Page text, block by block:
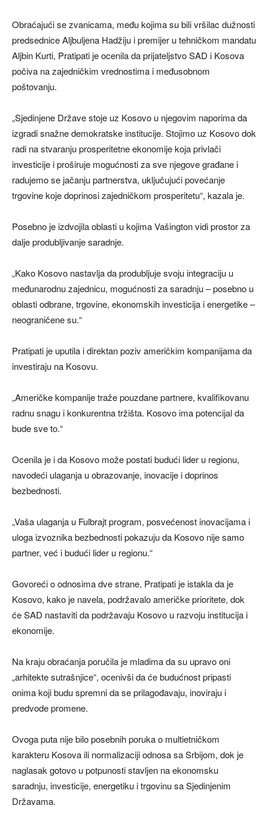
Obraćajući se zvanicama, među kojima su bili vršilac dužnosti
predsednice Aljbuljena Hadžiju i premijer u tehničkom mandatu
Aljbin Kurti, Pratipati je ocenila da prijateljstvo SAD i Kosova
počiva na zajedničkim vrednostima i međusobnom
poštovanju.
„Sjedinjene Države stoje uz Kosovo u njegovim naporima da
izgradi snažne demokratske institucije. Stojimo uz Kosovo dok
radi na stvaranju prosperitetne ekonomije koja privlači
investicije i proširuje mogućnosti za sve njegove građane i
radujemo se jačanju partnerstva, uključujući povećanje
trgovine koje doprinosi zajedničkom prosperitetu“, kazala je.
Posebno je izdvojila oblasti u kojima Vašington vidi prostor za
dalje produbljivanje saradnje.
„Kako Kosovo nastavlja da produbljuje svoju integraciju u
međunarodnu zajednicu, mogućnosti za saradnju – posebno u
oblasti odbrane, trgovine, ekonomskih investicija i energetike –
neograničene su.“
Pratipati je uputila i direktan poziv američkim kompanijama da
investiraju na Kosovu.
„Američke kompanije traže pouzdane partnere, kvalifikovanu
radnu snagu i konkurentna tržišta. Kosovo ima potencijal da
bude sve to.“
Ocenila je i da Kosovo može postati budući lider u regionu,
navodeći ulaganja u obrazovanje, inovacije i doprinos
bezbednosti.
„Vaša ulaganja u Fulbrajt program, posvećenost inovacijama i
uloga izvoznika bezbednosti pokazuju da Kosovo nije samo
partner, već i budući lider u regionu.“
Govoreći o odnosima dve strane, Pratipati je istakla da je
Kosovo, kako je navela, podržavalo američke prioritete, dok
će SAD nastaviti da podržavaju Kosovo u razvoju institucija i
ekonomije.
Na kraju obraćanja poručila je mladima da su upravo oni
„arhitekte sutrašnjice“, ocenivši da će budućnost pripasti
onima koji budu spremni da se prilagođavaju, inoviraju i
predvode promene.
Ovoga puta nije bilo posebnih poruka o multietničkom
karakteru Kosova ili normalizaciji odnosa sa Srbijom, dok je
naglasak gotovo u potpunosti stavljen na ekonomsku
saradnju, investicije, energetiku i trgovinu sa Sjedinjenim
Državama.